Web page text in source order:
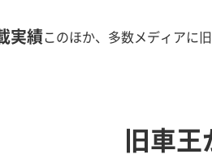
実績このほか、多数メディアに
旧車王